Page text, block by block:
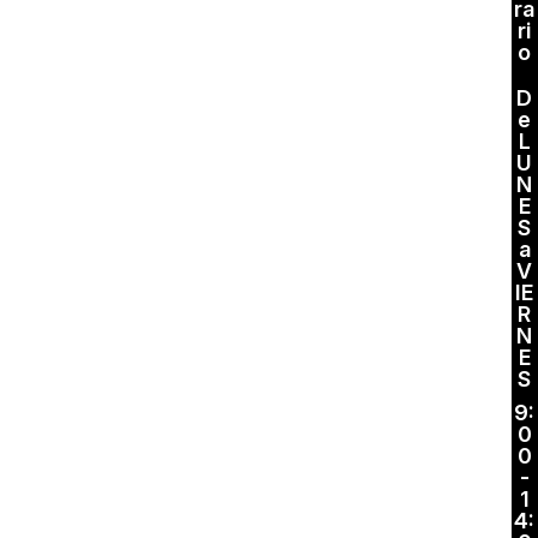
ra
ri
o
D
e
L
U
N
E
S
a
V
IE
R
N
E
S
9:
0
0
-
1
4: